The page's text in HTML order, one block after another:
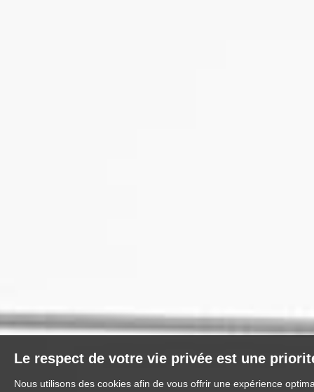
Le respect de votre vie privée est une
Nous utilisons des cookies afin de vous offrir une expérience